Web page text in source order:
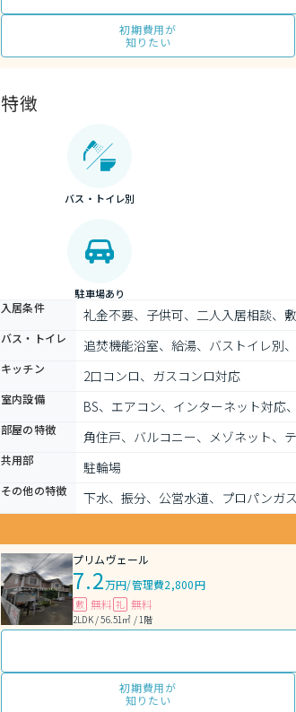
初期費用が
知りたい
特徴
バス・トイレ別
駐車場あり
入居条件 礼金不要、子供可、二人入居相談、
バス・トイレ 追焚機能浴室、給湯、バストイレ別
キッチン 2口コンロ、ガスコンロ対応
室内設備 BS、エアコン、インターネット対応
部屋の特徴 角住戸、バルコニー、メゾネット、
共用部 駐輪場
その他の特徴
下水、振分、公営水道、プロパンガ
プリムヴェール
7.2万円/管理費2,800円
敷 無料 礼 無料
2LDK / 56.51㎡ / 1階
初期費用が
知りたい